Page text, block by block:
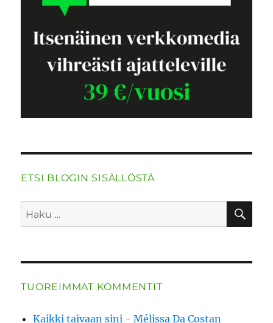
ETSI BLOGIN SISÄLLÖSTÄ
Etsi:
TUOREIMMAT KOMMENTIT
Kaikki taivaan sini - Mélissa Da Costan